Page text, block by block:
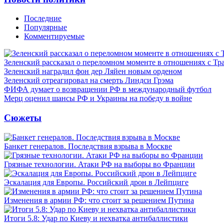
Последние
Популярные
Комментируемые
Зеленский рассказал о переломном моменте в отношениях с
Зеленский наградил фон дер Ляйен новым орденом
Зеленский отреагировал на смерть Линдси Грэма
ФИФА думает о возвращении РФ в международный футбол
Мерц оценил шансы РФ и Украины на победу в войне
Сюжеты
Банкет генералов. Последствия взрыва в Москве
Грязные технологии. Атаки РФ на выборы во Франции
Эскалация для Европы. Российский дрон в Лейпциге
Изменения в армии РФ: что стоит за решением Путина
Итоги 5.8: Удар по Киеву и нехватка антибаллистики